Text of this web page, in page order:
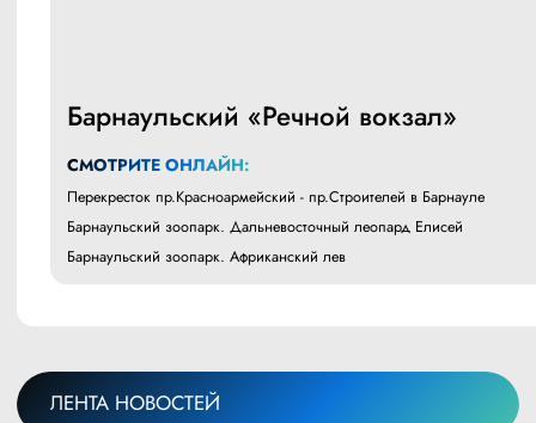
Барнаульский «Речной вокзал»
СМОТРИТЕ ОНЛАЙН:
Перекресток пр.Красноармейский - пр.Строителей в Барнауле
Барнаульский зоопарк. Дальневосточный леопард Елисей
Барнаульский зоопарк. Африканский лев
ЛЕНТА НОВОСТЕЙ